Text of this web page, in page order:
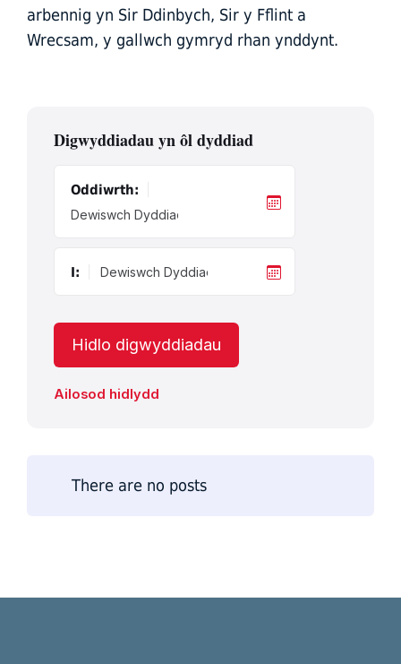
arbennig yn Sir Ddinbych, Sir y Fflint a
Wrecsam, y gallwch gymryd rhan ynddynt.
Digwyddiadau yn ôl dyddiad
Oddiwrth:
I:
Hidlo digwyddiadau
Ailosod hidlydd
There are no posts